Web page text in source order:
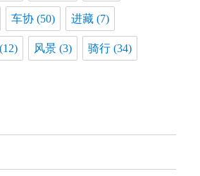
车协 (50) 进藏 (7)
(12) 风景 (3) 骑行 (34)